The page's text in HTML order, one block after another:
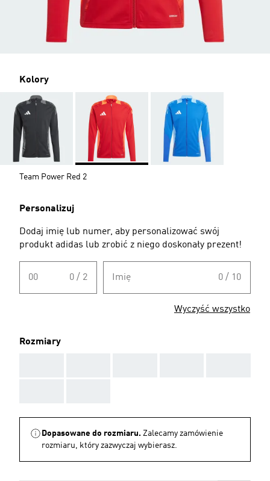
Kolory
Team Power Red 2
Personalizuj
Dodaj imię lub numer, aby personalizować swój
produkt adidas lub zrobić z niego doskonały prezent!
00 0 / 2 Imię 0 / 10
Wyczyść wszystko
Rozmiary
Dopasowane do rozmiaru. Zalecamy zamówienie
rozmiaru, który zazwyczaj wybierasz.